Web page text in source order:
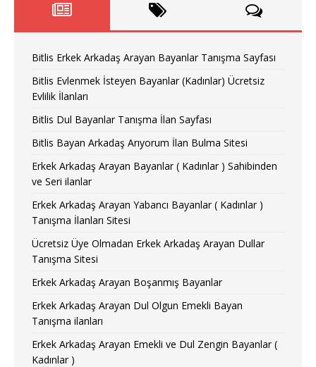
Bitlis Erkek Arkadaş Arayan Bayanlar Tanışma Sayfası
Bitlis Evlenmek İsteyen Bayanlar (Kadınlar) Ücretsiz
Evlilik İlanları
Bitlis Dul Bayanlar Tanışma İlan Sayfası
Bitlis Bayan Arkadaş Arıyorum İlan Bulma Sitesi
Erkek Arkadaş Arayan Bayanlar ( Kadınlar ) Sahibinden
ve Seri ilanlar
Erkek Arkadaş Arayan Yabancı Bayanlar ( Kadınlar )
Tanışma İlanları Sitesi
Ücretsiz Üye Olmadan Erkek Arkadaş Arayan Dullar
Tanışma Sitesi
Erkek Arkadaş Arayan Boşanmış Bayanlar
Erkek Arkadaş Arayan Dul Olgun Emekli Bayan
Tanışma ilanları
Erkek Arkadaş Arayan Emekli ve Dul Zengin Bayanlar (
Kadınlar )